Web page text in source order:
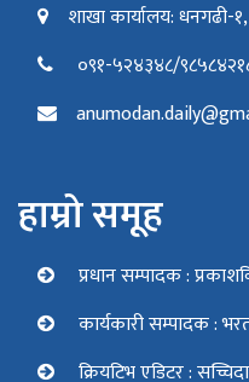
शाखा कार्यालय:
०९१-५२४३४८/
हाम्रो समूह
प्रधान सम्पादक :
कार्यकारी सम्पादक :
क्रियटिभ एडिटर :